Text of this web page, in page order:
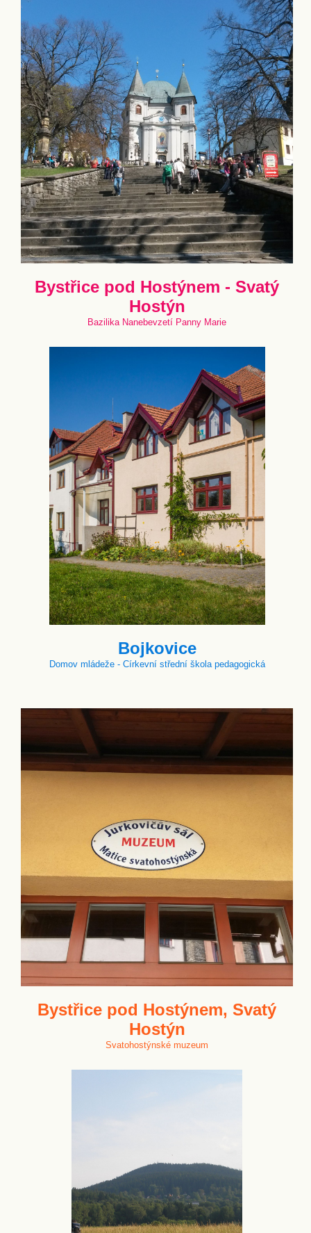
Bystřice pod Hostýnem - Svatý
Hostýn
Bazilika Nanebevzetí Panny Marie
Bojkovice
Domov mládeže - Církevní střední škola pedagogická
Bystřice pod Hostýnem, Svatý
Hostýn
Svatohostýnské muzeum